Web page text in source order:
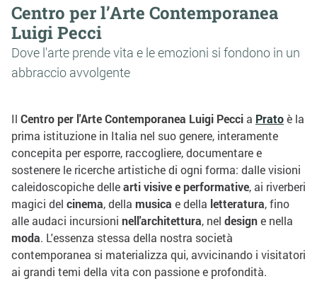
Centro per l’Arte Contemporanea
Luigi Pecci
Dove l'arte prende vita e le emozioni si fondono in un
abbraccio avvolgente
Il Centro per l'Arte Contemporanea Luigi Peccia Pratoè la
prima istituzione in Italia nel suo genere, interamente
concepita per esporre, raccogliere, documentare e
sostenere le ricerche artistiche di ogni forma: dalle visioni
caleidoscopiche dellearti visive e performative, ai riverberi
magici del cinema, della musica e della letteratura, fino
alle audaci incursioni nell'architettura, nel designe nella
moda. L'essenza stessa della nostra società
contemporanea si materializza qui, avvicinando i visitatori
ai grandi temi della vita con passione e profondità.